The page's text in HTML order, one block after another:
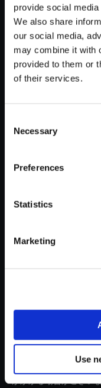
provide social
We also share
our social media,
may combine it with
provided to them or
of their services.
Selection
Necessary
Preferences
Statistics
Marketing
Use
iPhoneでGoogle
イルのダウンロードが
誠に恐れ入りますが、
ードを頂けますようお
【ダウンロードのファ
・楽曲ファイルは、
※お客様のPCやスマー
一部の機種やご利用環
ます。
・表示価格は税込価格
ンロードいただくデジ
ださい。
場合がございます。
キャンセル、返金を承
・商品をダウンロード
約している料金プラン
社にご確認のうえ、ご